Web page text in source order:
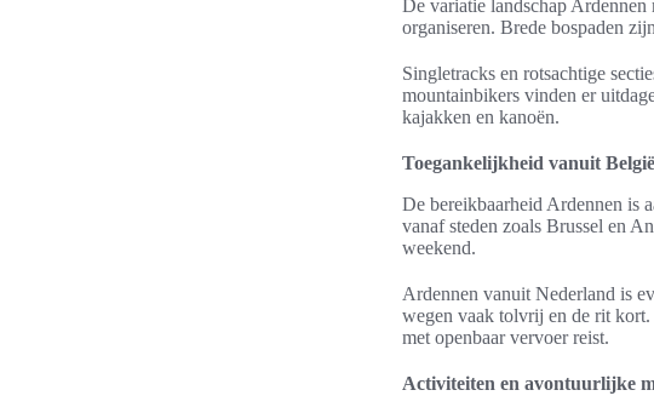
De variatie landschap
organiseren. Brede bospaden
Singletracks en rotsachtige
mountainbikers vinden er
kajakken en kanoën.
Toegankelijkheid vanuit
De bereikbaarheid Ardennen is
vanaf steden zoals Brussel en
weekend.
Ardennen vanuit Nederland is
wegen vaak tolvrij en de rit
met openbaar vervoer reist.
Activiteiten en avontuurlijke